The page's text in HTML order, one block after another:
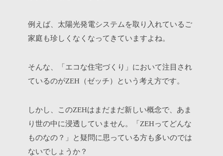
例えば、太陽光発電システムを取り入れているご
家庭も珍しくなくなってきていますよね。
そんな、「エコな住宅づくり」において注目され
ているのがZEH （ゼッチ）という考え方です。
しかし、このZEHはまだまだ新しい概念で、あま
り世の中に浸透していません。「ZEHってどんな
ものなの？」と疑問に思っている方も多いのでは
ないでしょうか？